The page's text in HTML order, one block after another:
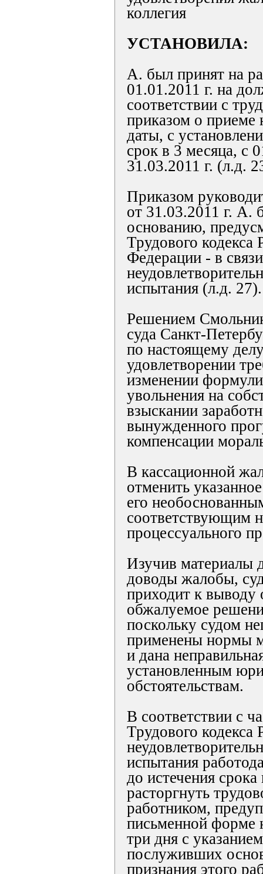
коллегия
УСТАНОВИЛА:
А. был принят на
01.01.2011 г. на
соответствии с
приказом о приеме
даты, с
срок в 3 месяца, с
31.03.2011 г. (л.д.
Приказом
от 31.03.2011 г. А.
основанию,
Трудового кодекса
Федерации - в
испытания (л.д. 27).
Решением
суда Санкт-
по настоящему
удовлетворении
изменении
увольнения на
взыскании
вынужденного
компенсации
В кассационной
отменить
его
соответствующим
процессуального
Изучив материалы
доводы жалобы,
приходит к выводу
обжалуемое
поскольку судом
применены нормы
и дана
установленным
обстоятельствам.
В соответствии с
Трудового
испытания
до истечения
расторгнуть
работником,
письменной форме
три дня с
послуживших
признания этого